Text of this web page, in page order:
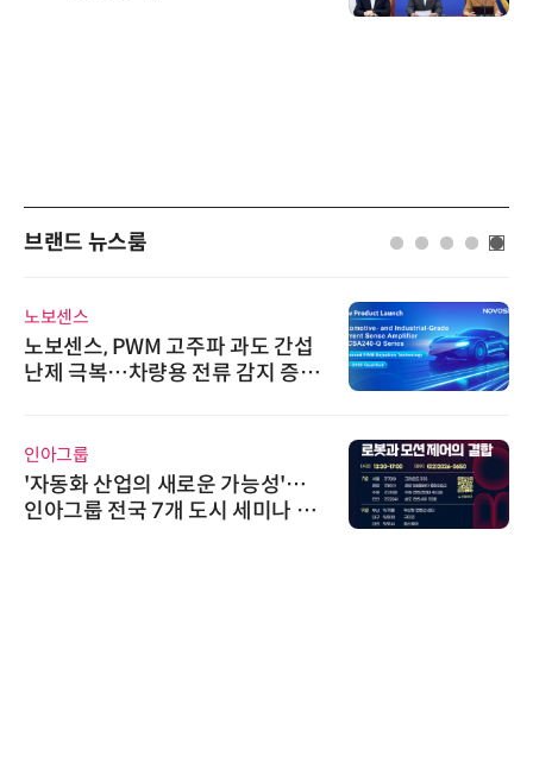
브랜드 뉴스룸
폭
페
위고페어, 서울AI허브 '2026 AI
환(AX) 지원사업' 컨소시엄 선정
“특허분석도 AI와 함께”…IP산업
'AX' 시대 본격화, 지식재산처 1호
AI IP데이터분석사 탄생